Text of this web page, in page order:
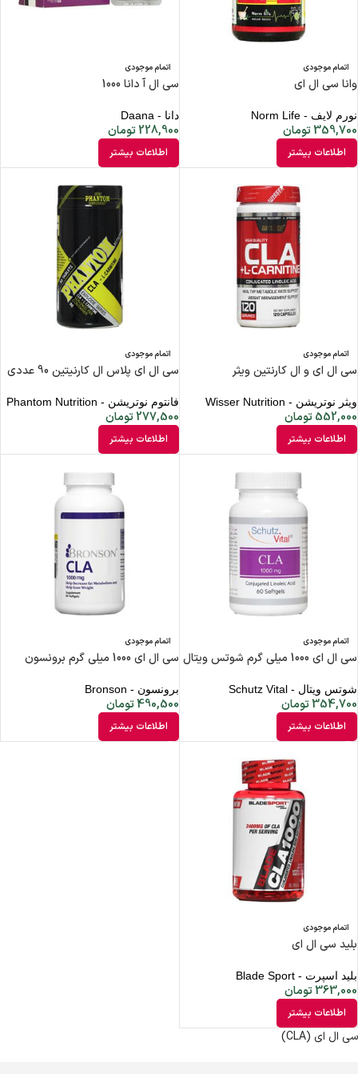
اتمام موجودی
وانا سی ال ای
نورم لایف - Norm Life
359,700تومان
اطلاعات بیشتر
اتمام موجودی
سی ال آ دانا 1000
دانا - Daana
228,900 تومان
اطلاعات بیشتر
اتمام موجودی
سی ال ای و ال کارنتین ویثر
ویثر نوتریشن - Wisser Nutrition
552,000تومان
اطلاعات بیشتر
اتمام موجودی
سی ال ای پلاس ال کارنیتین 90 عددی
فانتوم نوتریشن - Phantom Nutrition
277,500 تومان
اطلاعات بیشتر
اتمام موجودی
سی ال ای 1000 میلی گرم شوتس ویتال
شوتس ویتال - Schutz Vital
354,700تومان
اطلاعات بیشتر
اتمام موجودی
سی ال ای 1000 میلی گرم برونسون
برونسون - Bronson
490,500تومان
اطلاعات بیشتر
اتمام موجودی
بلید سی ال ای
بلید اسپرت - Blade Sport
363,000تومان
اطلاعات بیشتر
سی ال ای (CLA)